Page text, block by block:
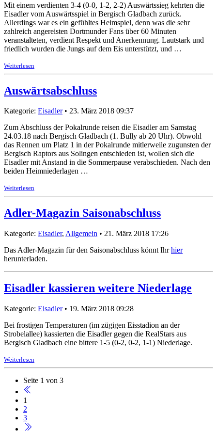
Mit einem verdienten 3-4 (0-0, 1-2, 2-2) Auswärtssieg kehrten die
Eisadler vom Auswärtsspiel in Bergisch Gladbach zurück.
Allerdings war es ein gefühltes Heimspiel, denn was die sehr
zahlreich angereisten Dortmunder Fans über 60 Minuten
veranstalteten, verdient Respekt und Anerkennung. Lautstark und
friedlich wurden die Jungs auf dem Eis unterstützt, und …
Weiterlesen
Auswärtsabschluss
Kategorie: Eisadler• 23. März 2018 09:37
Zum Abschluss der Pokalrunde reisen die Eisadler am Samstag
24.03.18 nach Bergisch Gladbach (1. Bully ab 20 Uhr). Obwohl
das Rennen um Platz 1 in der Pokalrunde mitlerweile zugunsten der
Bergisch Raptors aus Solingen entschieden ist, wollen sich die
Eisadler mit Anstand in die Sommerpause verabschieden. Nach den
beiden Heimniederlagen …
Weiterlesen
Adler-Magazin Saisonabschluss
Kategorie: Eisadler, Allgemein • 21. März 2018 17:26
Das Adler-Magazin für den Saisonabschluss könnt Ihrhier
herunterladen.
Eisadler kassieren weitere Niederlage
Kategorie: Eisadler• 19. März 2018 09:28
Bei frostigen Temperaturen (im zügigen Eisstadion an der
Strobelallee) kassierten die Eisadler gegen die RealStars aus
Bergisch Gladbach eine bittere 1-5 (0-2, 0-2, 1-1) Niederlage.
Weiterlesen
Seite 1 von 3
1
2
3